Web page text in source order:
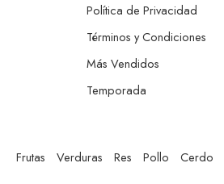
Política de Privacidad
Términos y Condiciones
Más Vendidos
Temporada
Frutas Verduras Res Pollo Cerdo